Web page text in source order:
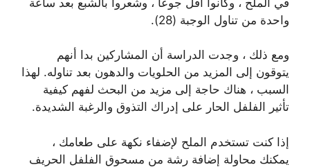
واحدة من تناول الوجبة (28).
ومع ذلك ، وجدت الدراسة أن المشاركين بدا أنهم
يتوقون إلى المزيد من الحلويات والدهون بعد تناوله. لهذا
السبب ، هناك حاجة إلى مزيد من البحث لفهم كيفية
تأثير الفلفل الحار على إدراك التذوق والرغبة الشديدة.
إذا كنت تستخدم الملح لإضفاء نكهة على طعامك ،
يمكنك محاولة إضافة رشة من مسحوق الفلفل الحريف